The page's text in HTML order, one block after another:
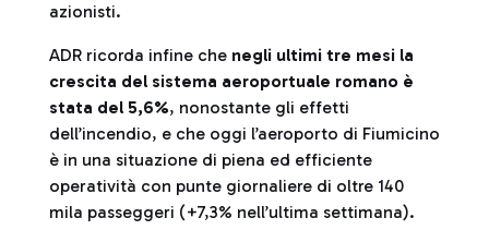
azionisti.
ADR ricorda infine che negli ultimi tre mesi la
crescita del sistema aeroportuale romano è
stata del 5,6%, nonostante gli effetti
dell’incendio, e che oggi l’aeroporto di Fiumicino
è in una situazione di piena ed efficiente
operatività con punte giornaliere di oltre 140
mila passeggeri (+7,3% nell’ultima settimana).